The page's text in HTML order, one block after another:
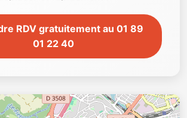
RDV gratuitement au 01 89
01 22 40